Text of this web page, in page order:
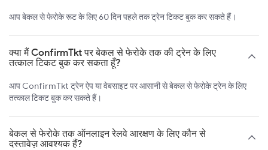
आप बेकल से फेरोके रूट के लिए 60 दिन पहले तक ट्रेन टिकट बुक कर सकते हैं।
क्या मैं ConfirmTkt पर बेकल से फेरोके तक की ट्रेन के लिए
तत्काल टिकट बुक कर सकता हूँ?
आप ConfirmTkt ट्रेन ऐप या वेबसाइट पर आसानी से बेकल से फेरोके ट्रेन के लिए
तत्काल टिकट बुक कर सकते हैं।
बेकल से फेरोके तक ऑनलाइन रेलवे आरक्षण के लिए कौन से
दस्तावेज़ आवश्यक हैं?